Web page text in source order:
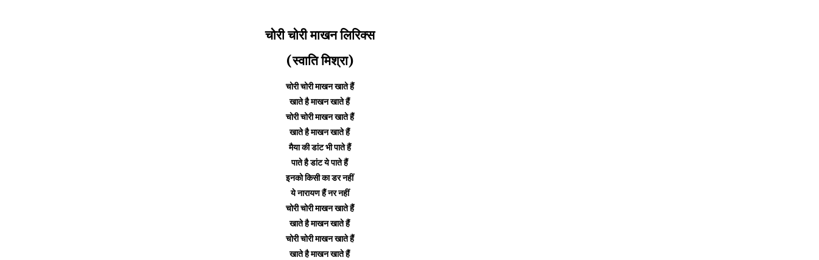
चोरी चोरी माखन लिरिक्स
(स्वाति मिश्रा)
चोरी चोरी माखन खाते हैं
खाते है माखन खाते हैं
चोरी चोरी माखन खाते हैं
खाते है माखन खाते हैं
मैया की डांट भी पाते हैं
पाते है डांट ये पाते हैं
इनको किसी का डर नहीं
ये नारायण हैं नर नहीं
चोरी चोरी माखन खाते हैं
खाते है माखन खाते हैं
चोरी चोरी माखन खाते हैं
खाते है माखन खाते हैं